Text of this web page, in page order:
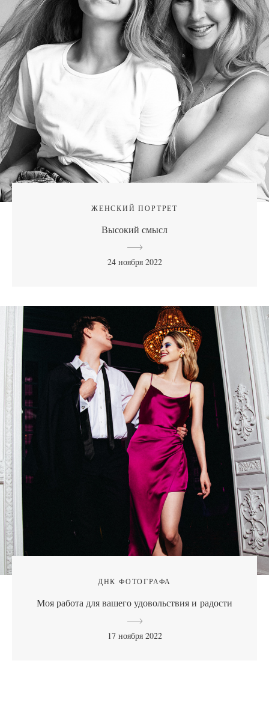
ЖЕНСКИЙ ПОРТРЕТ
Высокий смысл
24 ноября 2022
ДНК ФОТОГРАФА
Моя работа для вашего удовольствия и радости
17 ноября 2022